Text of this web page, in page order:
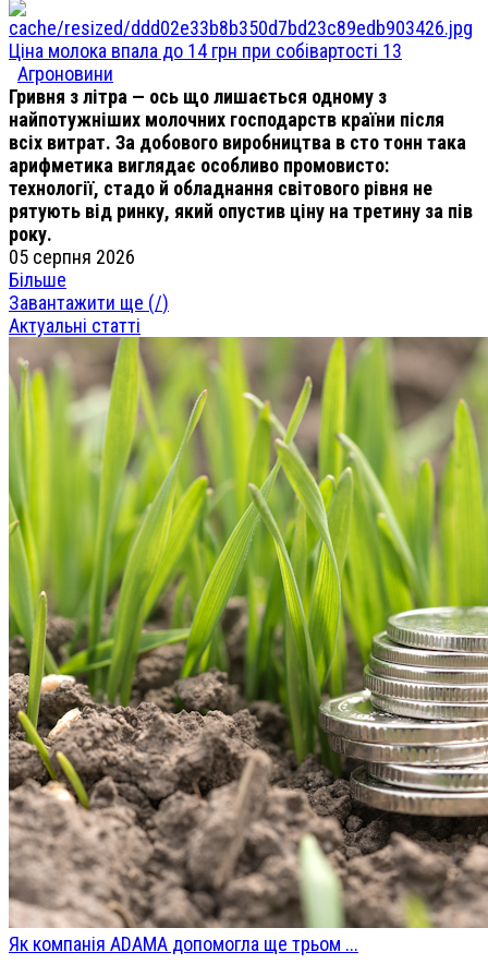
Ціна молока впала до 14 грн при собівартості 13
Агроновини
Гривня з літра — ось що лишається одному з
найпотужніших молочних господарств країни після
всіх витрат. За добового виробництва в сто тонн така
арифметика виглядає особливо промовисто:
технології, стадо й обладнання світового рівня не
рятують від ринку, який опустив ціну на третину за пів
року.
05 серпня 2026
Більше
Завантажити ще (/)
Актуальні статті
Як компанія ADAMA допомогла ще трьом ...